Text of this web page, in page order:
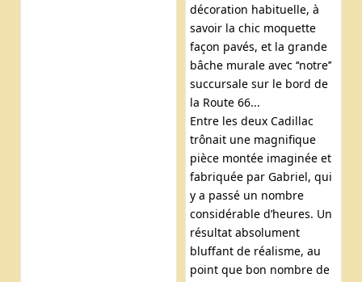
décoration habituelle, à
savoir la chic moquette
façon pavés, et la grande
bâche murale avec ‘‘notre’’
succursale sur le bord de
la Route 66...
Entre les deux Cadillac
trônait une magnifique
pièce montée imaginée et
fabriquée par Gabriel, qui
y a passé un nombre
considérable d’heures. Un
résultat absolument
bluffant de réalisme, au
point que bon nombre de